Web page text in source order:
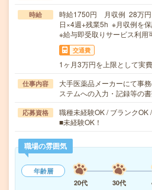
時給
時給1750円 月収例 28万円
日×4週+残業5h ※月収例を保
※給与即受取りサービス利用
交通費
1ヶ月3万円を上限として実
仕事内容
大手医薬品メーカーにて事
ステムへの入力・記録等の
応募資格
職種未経験OK / ブランクOK
■未経験OK！
職場の雰囲気
年齢層
20代
30代